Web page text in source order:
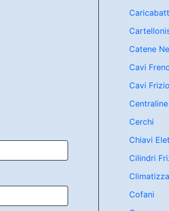
Catene
Cavi
Cavi
Centraline
Cerchi
Chiavi
Cilindri
Cofani